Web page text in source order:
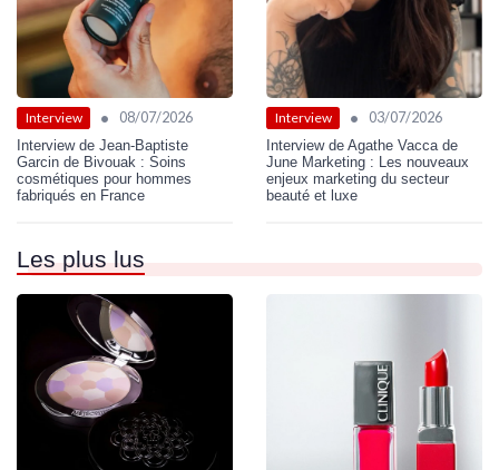
Interview • 08/07/2026
Interview de Jean-Baptiste
Garcin de Bivouak : Soins
cosmétiques pour hommes
fabriqués en France
Interview • 03/07/2026
Interview de Agathe Vacca de
June Marketing : Les nouveaux
enjeux marketing du secteur
beauté et luxe
Les plus lus